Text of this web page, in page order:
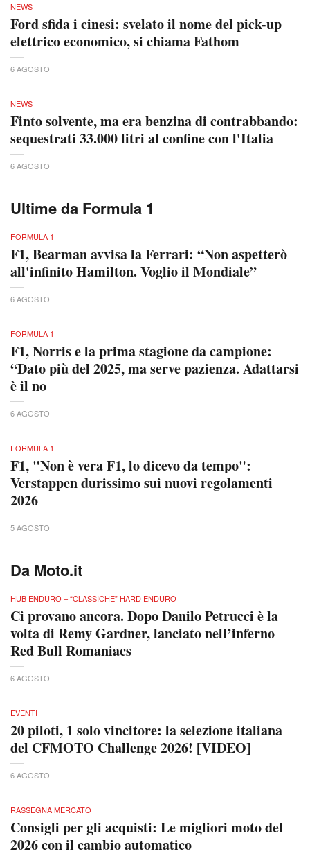
NEWS
Ford sfida i cinesi: svelato il nome del pick-up
elettrico economico, si chiama Fathom
6 AGOSTO
NEWS
Finto solvente, ma era benzina di contrabbando:
sequestrati 33.000 litri al confine con l'Italia
6 AGOSTO
Ultime da Formula 1
FORMULA 1
F1, Bearman avvisa la Ferrari: “Non aspetterò
all'infinito Hamilton. Voglio il Mondiale”
6 AGOSTO
FORMULA 1
F1, Norris e la prima stagione da campione:
“Dato più del 2025, ma serve pazienza. Adattarsi
è il no
6 AGOSTO
FORMULA 1
F1, "Non è vera F1, lo dicevo da tempo":
Verstappen durissimo sui nuovi regolamenti
2026
5 AGOSTO
Da Moto.it
HUB ENDURO – “CLASSICHE” HARD ENDURO
Ci provano ancora. Dopo Danilo Petrucci è la
volta di Remy Gardner, lanciato nell’inferno
Red Bull Romaniacs
6 AGOSTO
EVENTI
20 piloti, 1 solo vincitore: la selezione italiana
del CFMOTO Challenge 2026! [VIDEO]
6 AGOSTO
RASSEGNA MERCATO
Consigli per gli acquisti: Le migliori moto del
2026 con il cambio automatico